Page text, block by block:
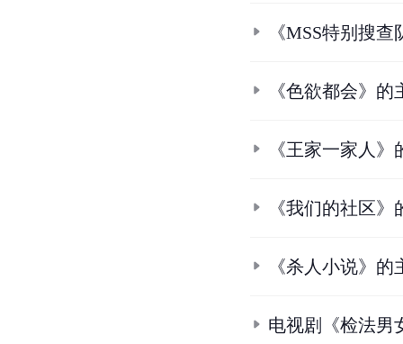
《MSS特别搜
《色欲都会》的
《王家一家人
《我们的社区
《杀人小说》的
电视剧《检法男